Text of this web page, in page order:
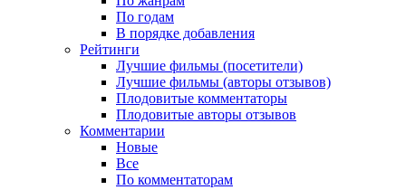
По годам
В порядке добавления
Рейтинги
Лучшие фильмы (посетители)
Лучшие фильмы (авторы отзывов)
Плодовитые комментаторы
Плодовитые авторы отзывов
Комментарии
Новые
Все
По комментаторам